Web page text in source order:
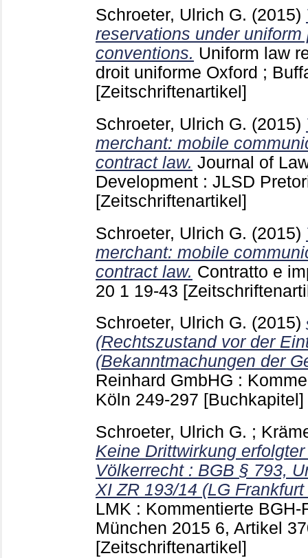
Schroeter, Ulrich G. (2015)
reservations under uniform
conventions. Uniform law
droit uniforme Oxford ;
[Zeitschriftenartikel]
Schroeter, Ulrich G. (2015)
merchant: mobile
contract law. Journal of
Development : JLSD
[Zeitschriftenartikel]
Schroeter, Ulrich G. (2015)
merchant: mobile
contract law. Contratto e
20 1 19-43
Schroeter, Ulrich G. (2015)
(Rechtszustand vor der
(Bekanntmachungen der
Reinhard GmbHG :
Köln 249-297 [Buchkapitel]
Schroeter, Ulrich G. ;
Keine Drittwirkung
Völkerrecht : BGB § 793,
XI ZR 193/14 (LG
LMK : Kommentierte
München 2015 6, Artikel
[Zeitschriftenartikel]